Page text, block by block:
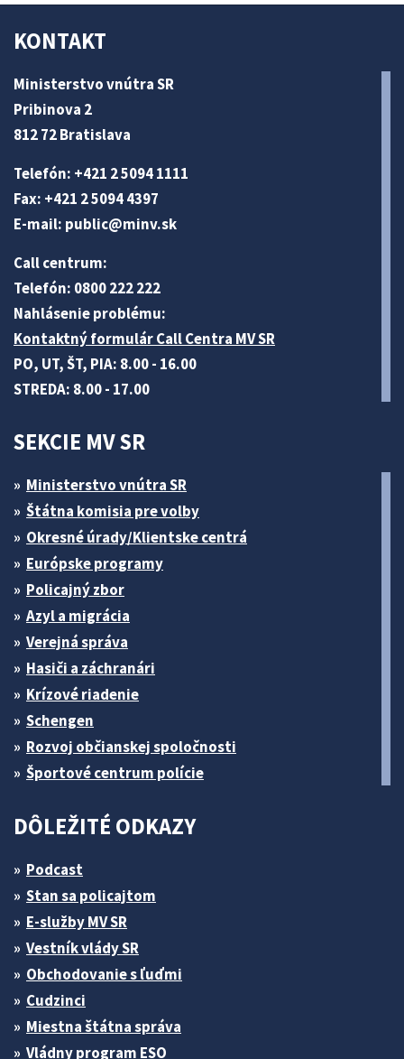
KONTAKT
Ministerstvo vnútra SR
Pribinova 2
812 72 Bratislava
Telefón: +421 2 5094 1111
Fax: +421 2 5094 4397
E-mail: public@minv.sk
Call centrum:
Telefón: 0800 222 222
Nahlásenie problému:
Kontaktný formulár Call Centra MV SR
PO, UT, ŠT, PIA: 8.00 - 16.00
STREDA: 8.00 - 17.00
SEKCIE MV SR
Ministerstvo vnútra SR
Štátna komisia pre volby
Okresné úrady/Klientske centrá
Európske programy
Policajný zbor
Azyl a migrácia
Verejná správa
Hasiči a záchranári
Krízové riadenie
Schengen
Rozvoj občianskej spoločnosti
Športové centrum polície
DÔLEŽITÉ ODKAZY
Podcast
Stan sa policajtom
E-služby MV SR
Vestník vlády SR
Obchodovanie s ľuďmi
Cudzinci
Miestna štátna správa
Vládny program ESO